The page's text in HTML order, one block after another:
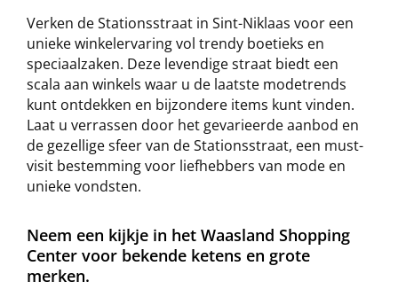
Verken de Stationsstraat in Sint-Niklaas voor een
unieke winkelervaring vol trendy boetieks en
speciaalzaken. Deze levendige straat biedt een
scala aan winkels waar u de laatste modetrends
kunt ontdekken en bijzondere items kunt vinden.
Laat u verrassen door het gevarieerde aanbod en
de gezellige sfeer van de Stationsstraat, een must-
visit bestemming voor liefhebbers van mode en
unieke vondsten.
Neem een kijkje in het Waasland Shopping
Center voor bekende ketens en grote
merken.